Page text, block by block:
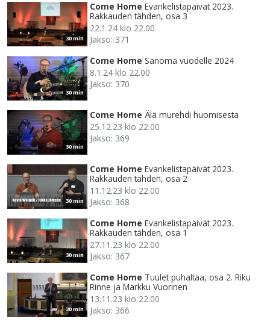
30 min
Come Home Evankelistapäivät 2023.
Rakkauden tähden, osa 3
22.1.24 klo 22.00
Jakso: 371
30 min
Come Home Sanoma vuodelle 2024
8.1.24 klo 22.00
Jakso: 370
30 min
Come Home Älä murehdi huomisesta
25.12.23 klo 22.00
Jakso: 369
30 min
Come Home Evankelistapäivät 2023.
Rakkauden tähden, osa 2
11.12.23 klo 22.00
Jakso: 368
30 min
Come Home Evankelistapäivät 2023.
Rakkauden tähden, osa 1
27.11.23 klo 22.00
Jakso: 367
30 min
Come Home Tuulet puhaltaa, osa 2. Riku
Rinne ja Markku Vuorinen
13.11.23 klo 22.00
Jakso: 366